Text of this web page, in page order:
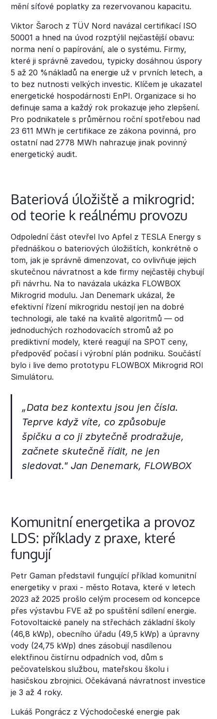
mění síťové poplatky za rezervovanou kapacitu.
Viktor Šaroch z TÜV Nord navázal certifikací ISO
50001 a hned na úvod rozptýlil nejčastější obavu:
norma není o papírování, ale o systému. Firmy,
které ji správně zavedou, typicky dosáhnou úspory
5 až 20 %nákladů na energie už v prvních letech, a
to bez nutnosti velkých investic. Klíčem je ukazatel
energetické hospodárnosti EnPI. Organizace si ho
definuje sama a každý rok prokazuje jeho zlepšení.
Pro podnikatele s průměrnou roční spotřebou nad
23 611 MWh je certifikace ze zákona povinná, pro
ostatní nad 2778 MWh nahrazuje jinak povinný
energetický audit.
Bateriová úložiště a mikrogrid:
od teorie k reálnému provozu
Odpolední část otevřel Ivo Apfel z TESLA Energy s
přednáškou o bateriových úložištích, konkrétně o
tom, jak je správně dimenzovat, co ovlivňuje jejich
skutečnou návratnost a kde firmy nejčastěji chybují
při návrhu. Na to navázala ukázka FLOWBOX
Mikrogrid modulu. Jan Denemark ukázal, že
efektivní řízení mikrogridu nestojí jen na dobré
technologii, ale také na kvalitě algoritmů — od
jednoduchých rozhodovacích stromů až po
prediktivní modely, které reagují na SPOT ceny,
předpověď počasí i výrobní plán podniku. Součástí
bylo i live demo prototypu FLOWBOX Mikrogrid ROI
Simulátoru.
„Data bez kontextu jsou jen čísla.
Teprve když víte, co způsobuje
špičku a co ji zbytečně prodražuje,
začnete skutečně řídit, ne jen
sledovat." Jan Denemark, FLOWBOX
Komunitní energetika a provoz
LDS: příklady z praxe, které
fungují
Petr Gaman představil fungující příklad komunitní
energetiky v praxi - město Rotava, které v letech
2023 až 2025 prošlo celým procesem od koncepce
přes výstavbu FVE až po spuštění sdílení energie.
Fotovoltaické panely na střechách základní školy
(46,8 kWp), obecního úřadu (49,5 kWp) a úpravny
vody (24,75 kWp) dnes zásobují nasdílenou
elektřinou čistírnu odpadních vod, dům s
pečovatelskou službou, mateřskou školu i
hasičskou zbrojnici. Očekávaná návratnost investice
je 3 až 4 roky.
Lukáš Pongrácz z Východočeské energie pak